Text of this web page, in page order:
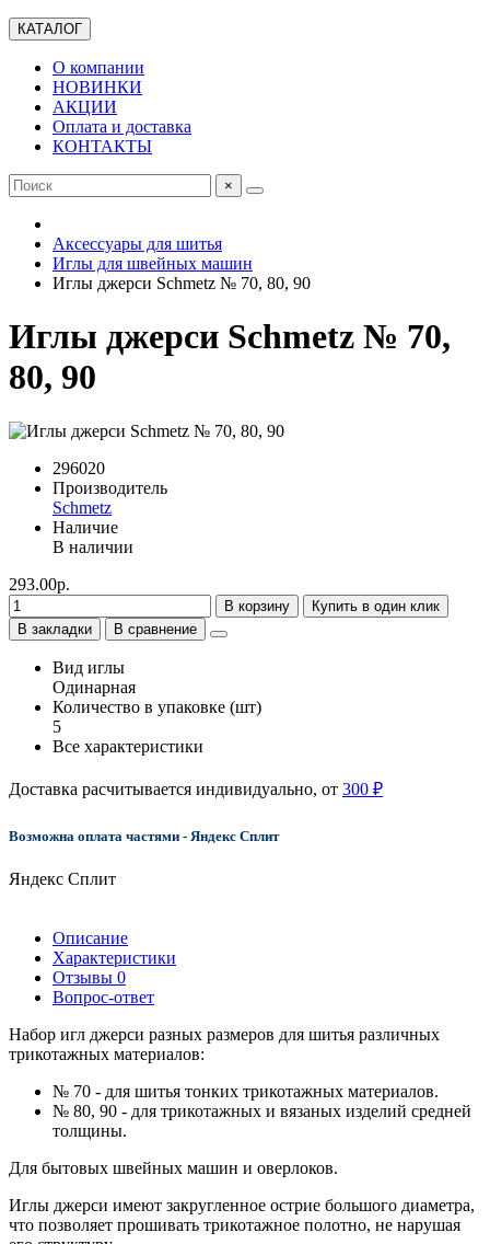
КАТАЛОГ
О компании
НОВИНКИ
АКЦИИ
Оплата и доставка
КОНТАКТЫ
×
Аксессуары для шитья
Иглы для швейных машин
Иглы джерси Schmetz № 70, 80, 90
Иглы джерси Schmetz № 70,
80, 90
296020
Производитель
Schmetz
Наличие
В наличии
293.00р.
В корзину
Купить в один клик
В закладки
В сравнение
Вид иглы
Одинарная
Количество в упаковке (шт)
5
Все характеристики
Доставка расчитывается индивидуально, от 300 ₽
Возможна оплата частями - Яндекс Сплит
Яндекс Сплит
Описание
Характеристики
Отзывы 0
Вопрос-ответ
Набор игл джерси разных размеров для шитья различных
трикотажных материалов:
№ 70 - для шитья тонких трикотажных материалов.
№ 80, 90 - для трикотажных и вязаных изделий средней
толщины.
Для бытовых швейных машин и оверлоков.
Иглы джерси имеют закругленное острие большого диаметра,
что позволяет прошивать трикотажное полотно, не нарушая